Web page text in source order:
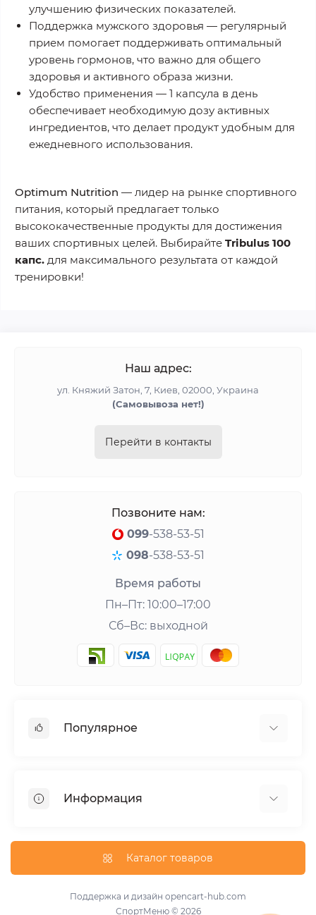
улучшению физических показателей.
Поддержка мужского здоровья — регулярный
прием помогает поддерживать оптимальный
уровень гормонов, что важно для общего
здоровья и активного образа жизни.
Удобство применения — 1 капсула в день
обеспечивает необходимую дозу активных
ингредиентов, что делает продукт удобным для
ежедневного использования.
Optimum Nutrition — лидер на рынке спортивного
питания, который предлагает только
высококачественные продукты для достижения
ваших спортивных целей. Выбирайте Tribulus 100
капс. для максимального результата от каждой
тренировки!
Наш адрес:
ул. Княжий Затон, 7, Киев, 02000, Украина
(Cамовывоза нет!)
Перейти в контакты
Позвоните нам:
099-538-53-51
098-538-53-51
Время работы
Пн–Пт: 10:00–17:00
Сб–Вс: выходной
Популярное
Гейнеры
Витамины и минералы
Добавки для похудения
Повышение тестостерона
Информация
Доставка и оплата
Публичная оферта
Каталог товаров
Поддержка и дизайн opencart-hub.com
СпортМеню © 2026